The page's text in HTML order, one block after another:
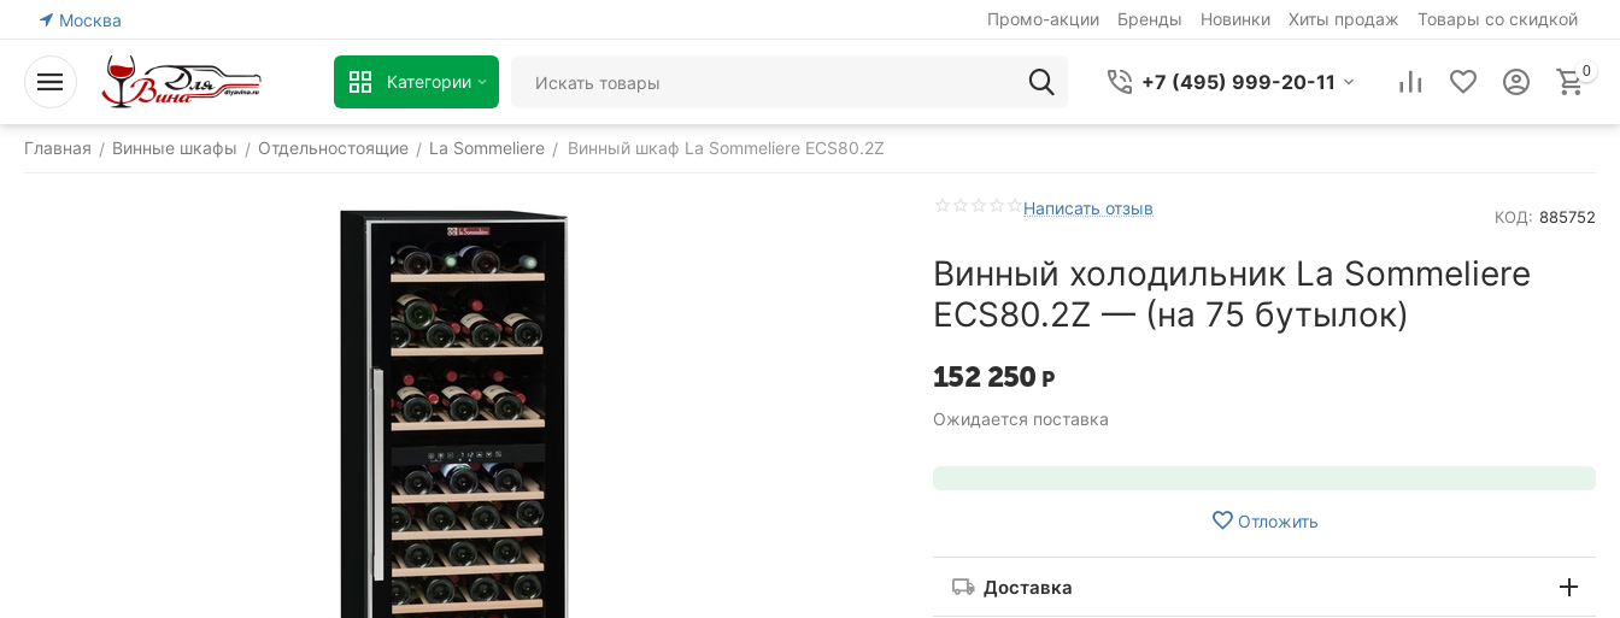
Москва Промо-акции Бренды Новинки Хиты продаж Товары со скидкой
Категории +7 (495) 999-20-11 0
Главная / Винные шкафы / Отдельностоящие / La Sommeliere / Винный шкаф La Sommeliere ECS80.2Z
Написать отзыв КОД: 885752
Винный холодильник La Sommeliere
ECS80.2Z — (на 75 бутылок)
152 250 Р
Ожидается поставка
Отложить
Доставка